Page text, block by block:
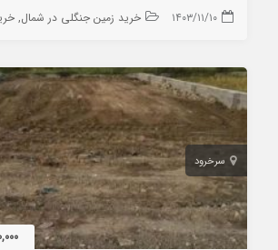
۱۴۰۳/۱۱/۱۰ خرید زمین جنگلی در شمال
سرخرود